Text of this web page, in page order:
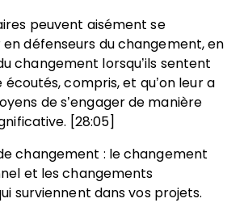
peuvent aisément se
défenseurs du changement, en
changement lorsqu’ils sentent
écoutés, compris, et qu’on leur a
de s’engager de manière
[28:05]
changement : le changement
et les changements
surviennent dans vos projets.